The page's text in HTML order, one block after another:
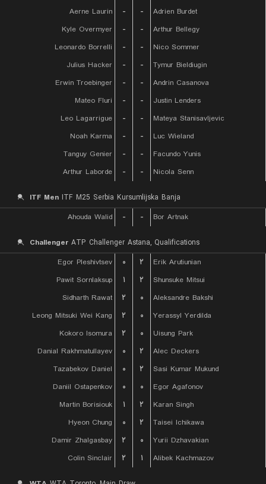
Aerne Laurin
- -
Adrien Burdet
Kyle Overmyer
- -
Arthur Bellegy
Leonardo Borrelli
- -
Nico Sommer
Julius Hacker
- -
Tymur Bieldiugin
Erwin Troebinger
- -
Andrin Casanova
Mateo Fluri
- -
Justin Lenders
Leo Lagarrigue
- -
Mateya Stanisavljevic
Noah Karma
- -
Luc Wieland
Tanguy Genier
- -
Facundo Yunis
Arthur Laborde
- - Nicola Senn
ITF Men ITF M25 Serbia Kursumlijska Banja
Ahouda Walid
- - Bor Artnak
Challenger ATP Challenger Astana, Qualifications
Egor Pleshivtsev
۰ ۲
Erik Arutiunian
Pawit Sornlaksup
۱ ۲
Shunsuke Mitsui
Sidharth Rawat
۲ ۰
Aleksandre Bakshi
Leong Mitsuki Wei Kang
۲ ۰
Yerassyl Yerdilda
Kokoro Isomura
۲ ۰
Uisung Park
Danial Rakhmatullayev
۰ ۲
Alec Deckers
Tazabekov Daniel
۰ ۲
Sasi Kumar Mukund
Daniil Ostapenkov
۰ ۰
Egor Agafonov
Martin Borisiouk
۱ ۲
Karan Singh
Hyeon Chung
۰ ۲
Taisei Ichikawa
Damir Zhalgasbay
۲ ۰
Yurii Dzhavakian
Colin Sinclair
۲ ۱ Alibek Kachmazov